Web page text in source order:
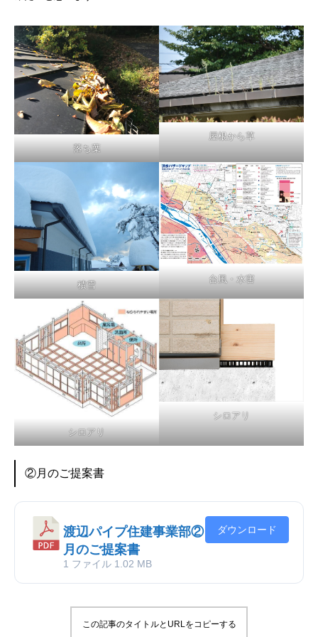
落ち葉
屋根から草
積雪
台風・水害
シロアリ
シロアリ
②月のご提案書
渡辺パイプ住建事業部②
月のご提案書
1 ファイル 1.02 MB
ダウンロード
この記事のタイトルとURLをコピーする